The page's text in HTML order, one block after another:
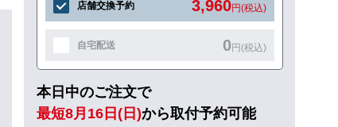
店舗交換予約 3,960円(税込)
自宅配送 0円(税込)
本日中のご注文で
最短8月16日(日)から取付予約可能